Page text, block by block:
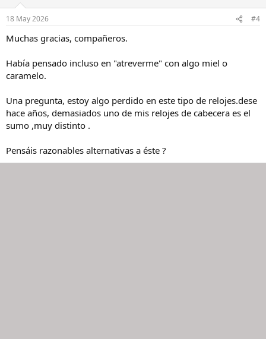
e
:
18 May 2026 #4
Muchas gracias, compañeros.
Había pensado incluso en "atreverme" con algo miel o
caramelo.
Una pregunta, estoy algo perdido en este tipo de relojes.dese
hace años, demasiados uno de mis relojes de cabecera es el
sumo ,muy distinto .
Pensáis razonables alternativas a éste ?